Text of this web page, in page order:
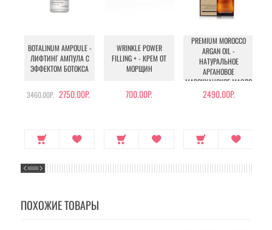
BOTALINUM AMPOULE -
ЛИФТИНГ АМПУЛА С
ЭФФЕКТОМ БОТОКСА
3460.00Р. 2750.00Р.
WRINKLE POWER
FILLING + - КРЕМ ОТ
МОРЩИН
700.00Р.
PREMIUM MOROCCO
ARGAN OIL -
НАТУРАЛЬНОЕ
АРГАНОВОЕ
МАРОККАНСКОЕ МАСЛО
ДЛЯ ВОЛОС
2490.00Р.
ПОХОЖИЕ ТОВАРЫ